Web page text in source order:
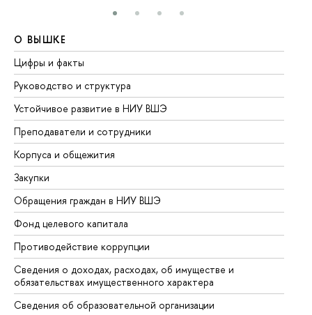
О ВЫШКЕ
Цифры и факты
Руководство и структура
Устойчивое развитие в НИУ ВШЭ
Преподаватели и сотрудники
Корпуса и общежития
Закупки
Обращения граждан в НИУ ВШЭ
Фонд целевого капитала
Противодействие коррупции
Сведения о доходах, расходах, об имуществе и
обязательствах имущественного характера
Сведения об образовательной организации